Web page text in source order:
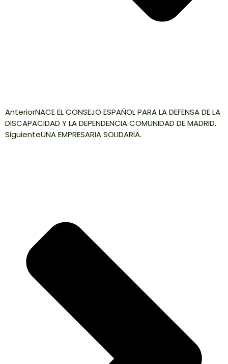
AnteriorNACE EL CONSEJO ESPAÑOL PARA LA DEFENSA DE LA
DISCAPACIDAD Y LA DEPENDENCIA COMUNIDAD DE MADRID.
SiguienteUNA EMPRESARIA SOLIDARIA.